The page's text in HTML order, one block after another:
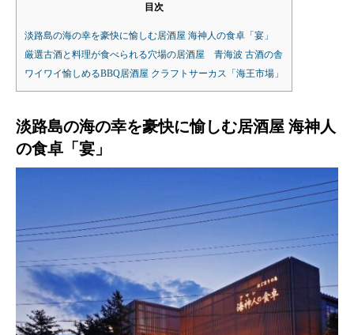
目次
淡路島の海の幸を豪快に愉しむ居酒屋 海神人の食卓「宴」
厳選古酒と料理が食べられる穴場の居酒屋 青海波 古酒の舎
ワイワイ愉しめるBBQ居酒屋 クラフトサーカス「海王市場」
淡路島の海の幸を豪快に愉しむ居酒屋 海神人
の食卓「宴」